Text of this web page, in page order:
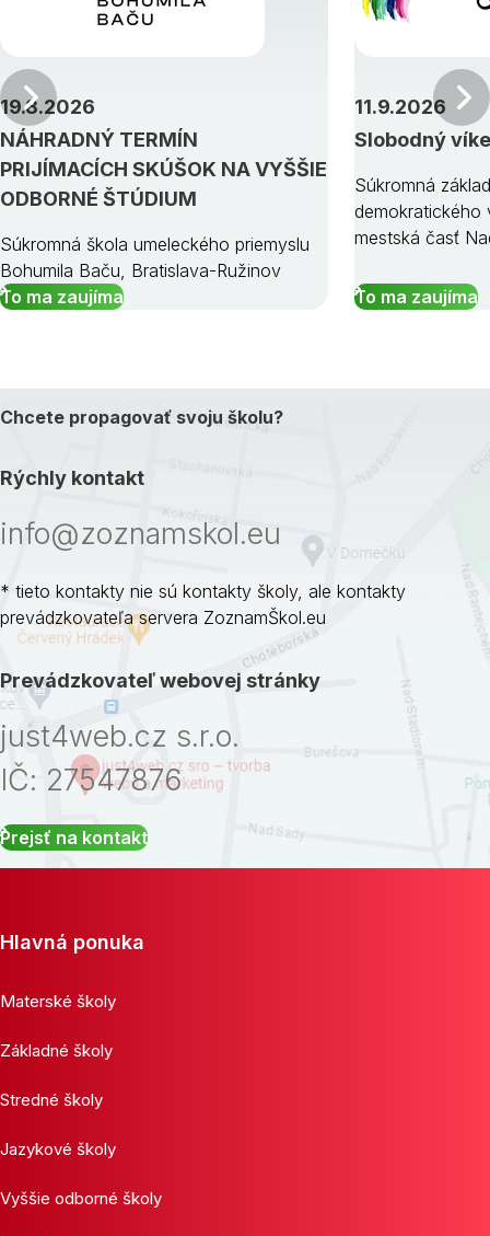
NÁHRADNÝ TERMÍN
PRIJÍMACÍCH SKÚŠOK NA VYŠŠIE
ODBORNÉ ŠTÚDIUM
19.8.2026
Súkromná škola umeleckého priemyslu
Bohumila Baču, Bratislava-Ružinov
To ma zaujíma
Slobodný
11.9.2026
Súkromná
demokratického
mestská časť
To ma zaujíma
Predchádzajúci
Chcete propagovať svoju školu?
Rýchly kontakt
info@zoznamskol.eu
* tieto kontakty nie sú kontakty školy, ale kontakty
prevádzkovateľa servera ZoznamŠkol.eu
Prevádzkovateľ webovej stránky
just4web.cz s.r.o.
IČ: 27547876
Prejsť na kontakt
Hlavná ponuka
Materské školy
Základné školy
Stredné školy
Jazykové školy
Vyššie odborné školy